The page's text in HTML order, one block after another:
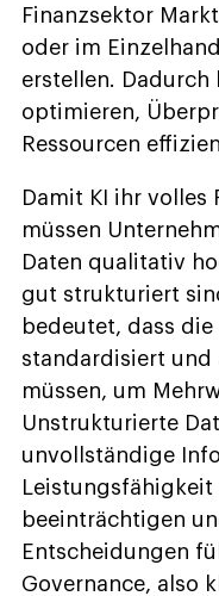
Finanzsektor
oder im
erstellen. Dadurch
optimieren,
Ressourcen
Damit KI ihr volles
müssen
Daten qualitativ
gut strukturiert
bedeutet, dass
standardisiert und
müssen, um
Unstrukturierte
unvollständige
beeinträchtigen
Entscheidungen
Governance, also